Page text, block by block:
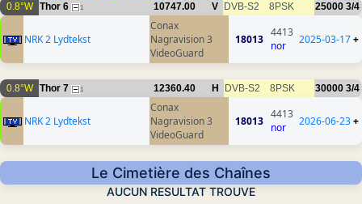
0.8°W Thor 6 1 10747.00 V DVB-S2 8PSK 25000 3/4
NRK 2 Lydtekst
Conax
Nagravision 3
VideoGuard
18013
4413
nor
2025-03-17+
0.8°W Thor 7 1 12360.40 H DVB-S2 8PSK 30000 3/4
NRK 2 Lydtekst
Conax
Nagravision 3
VideoGuard
18013
4413
nor
2026-06-23+
Le Cimetière des Chaînes
AUCUN RESULTAT TROUVE